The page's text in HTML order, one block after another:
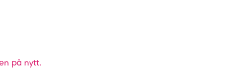
på nytt.